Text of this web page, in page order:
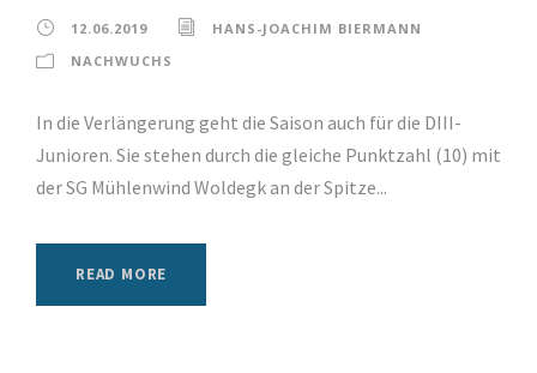
12.06.2019
HANS-JOACHIM BIERMANN
NACHWUCHS
In die Verlängerung geht die Saison auch für die DIII-
Junioren. Sie stehen durch die gleiche Punktzahl (10) mit
der SG Mühlenwind Woldegk an der Spitze...
READ MORE